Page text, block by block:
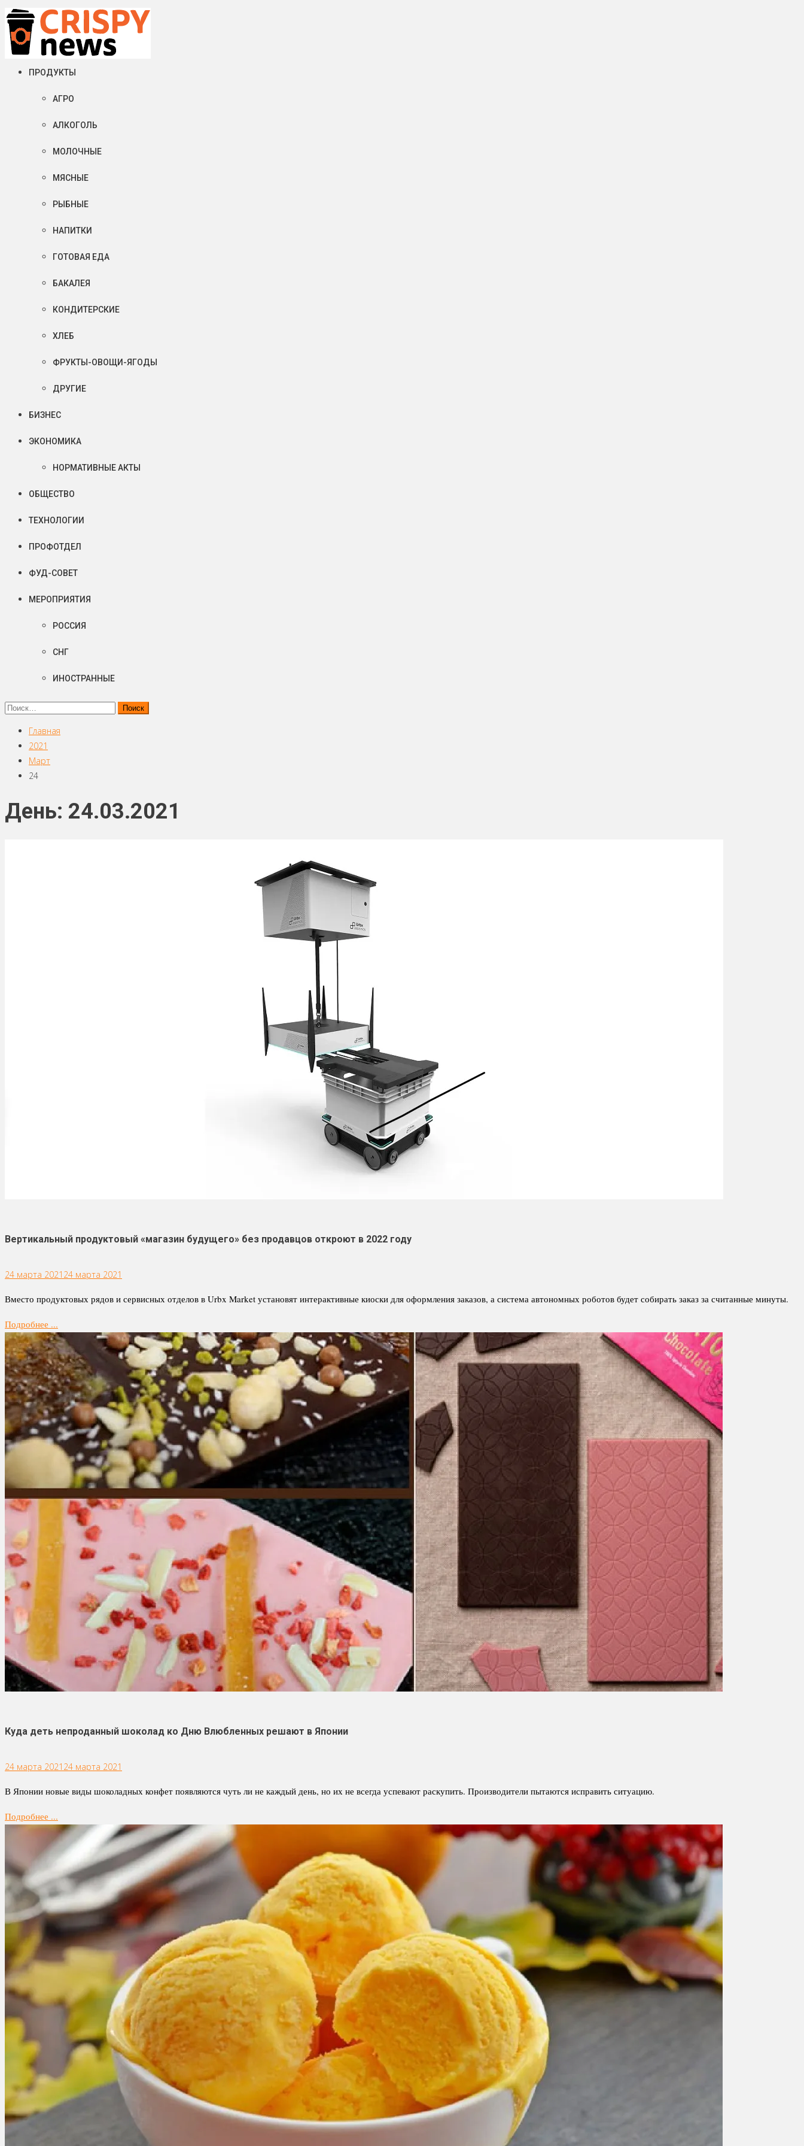
Суббота, 08 августа, 2026
Crispy News/Криспи Ньюс
События и тенденции рынка пищевой промышленности в России и мире
ПРОДУКТЫ
АГРО
АЛКОГОЛЬ
МОЛОЧНЫЕ
МЯСНЫЕ
РЫБНЫЕ
НАПИТКИ
ГОТОВАЯ ЕДА
БАКАЛЕЯ
КОНДИТЕРСКИЕ
ХЛЕБ
ФРУКТЫ-ОВОЩИ-ЯГОДЫ
ДРУГИЕ
БИЗНЕС
ЭКОНОМИКА
НОРМАТИВНЫЕ АКТЫ
ОБЩЕСТВО
ТЕХНОЛОГИИ
ПРОФОТДЕЛ
ФУД-СОВЕТ
МЕРОПРИЯТИЯ
РОССИЯ
СНГ
ИНОСТРАННЫЕ
Найти:
Главная
2021
Март
24
День: 24.03.2021
Вертикальный продуктовый «магазин будущего» без продавцов откроют в 2022 году
24 марта 2021 24 марта 2021
Вместо продуктовых рядов и сервисных отделов в Urbx Market установят интерактивные киоски для оформления заказов, а система автономных роботов будет собирать заказ за считанные минуты.
Подробнее ...
Куда деть непроданный шоколад ко Дню Влюбленных решают в Японии
24 марта 2021 24 марта 2021
В Японии новые виды шоколадных конфет появляются чуть ли не каждый день, но их не всегда успевают раскупить. Производители пытаются исправить ситуацию.
Подробнее ...